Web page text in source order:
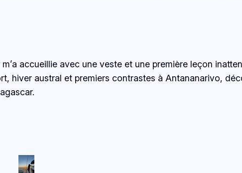
accueillie avec une veste et une première leçon
hiver austral et premiers contrastes à Antananarivo,